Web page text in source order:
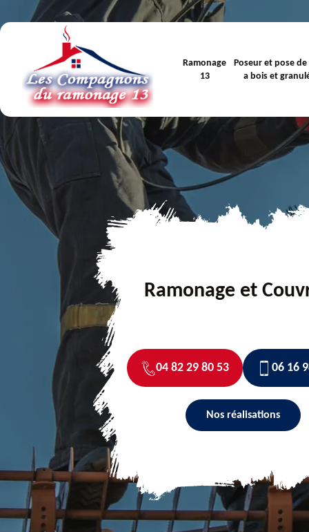
Ramonage
13
Poseur et pose
a bois et
Ramonage et
04 82 29 80 53 06 16
Nos réalisations